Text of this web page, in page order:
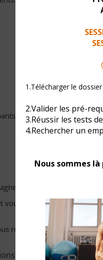
en expertise et vous
vous performerez dans
réaliser, devenir ce que
adaptées à vos envies